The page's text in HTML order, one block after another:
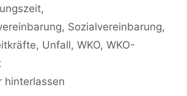
,
, Sozialvereinbarung,
, Unfall, WKO, WKO-
hinterlassen